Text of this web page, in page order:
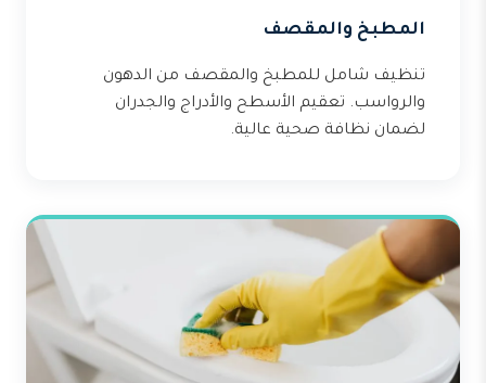
المطبخ والمقصف
تنظيف شامل للمطبخ والمقصف من الدهون
والرواسب. تعقيم الأسطح والأدراج والجدران
لضمان نظافة صحية عالية.